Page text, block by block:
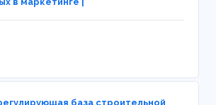
база строительной